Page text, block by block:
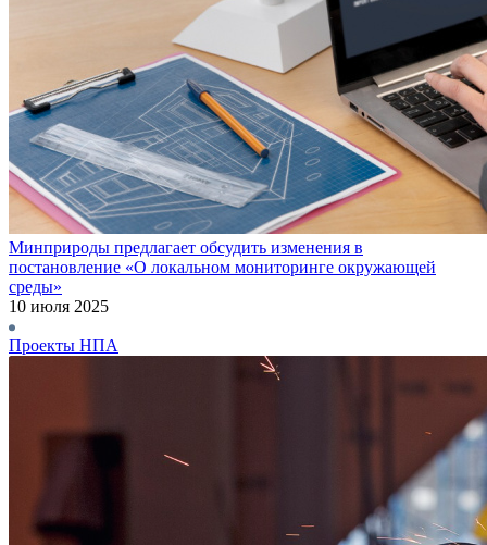
Минприроды предлагает обсудить изменения в
постановление «О локальном мониторинге окружающей
среды»
10 июля 2025
Проекты НПА